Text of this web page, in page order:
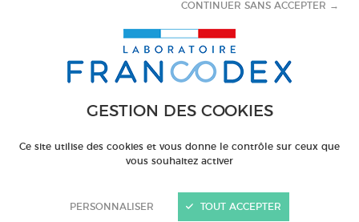
GESTION DES COOKIES
Ce site utilise des cookies et vous donne le contrôle sur ceux que
vous souhaitez activer
PERSONNALISER
CONTINUER SANS ACCEPTER →
TOUT ACCEPTER